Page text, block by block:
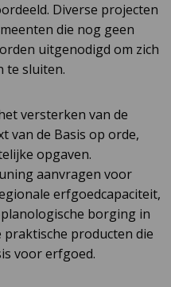
Diverse projecten
die nog geen
uitgenodigd om zich
te sluiten.
versterken van de
van de Basis op orde,
opgaven.
aanvragen voor
erfgoedcapaciteit,
borging in
producten die
voor erfgoed.